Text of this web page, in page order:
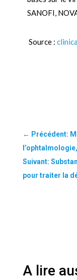
SANOFI,
Source :
← Précédent:
Suivant:
pour traiter la
A lire